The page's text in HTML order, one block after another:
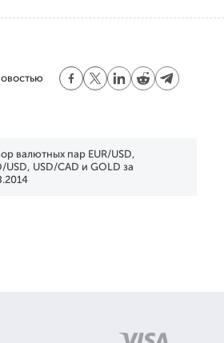
валютных пар EUR/USD,
USD, USD/CAD и GOLD за